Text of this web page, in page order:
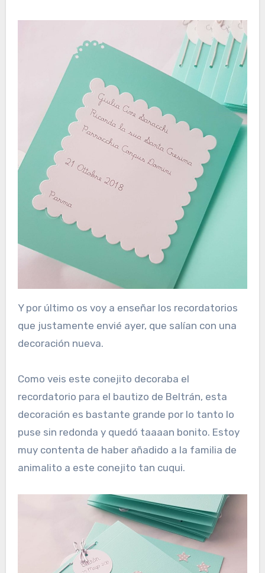
Y por último os voy a enseñar los recordatorios
que justamente envié ayer, que salían con una
decoración nueva.
Como veis este conejito decoraba el
recordatorio para el bautizo de Beltrán, esta
decoración es bastante grande por lo tanto lo
puse sin redonda y quedó taaaan bonito. Estoy
muy contenta de haber añadido a la familia de
animalito a este conejito tan cuqui.